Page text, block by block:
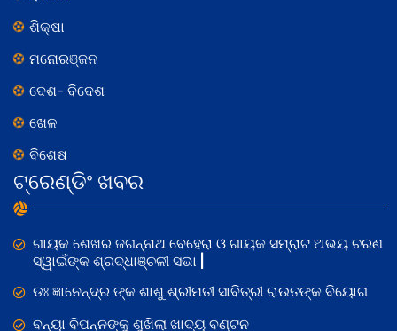
ଶିକ୍ଷା
ମନୋରଞ୍ଜନ
ଦେଶ- ବିଦେଶ
ଖେଳ
ବିଶେଷ
ଟ୍ରେଣ୍ଡିଂ ଖବର
ଗାୟକ ଶେଖର ଜଗନ୍ନାଥ ବେହେରା ଓ ଗାୟକ ସମ୍ରାଟ ଅଭୟ ଚରଣ
ସ୍ୱାଇଁଙ୍କ ଶ୍ରଦ୍ଧାଞ୍ଚଳୀ ସଭା |
ଡଃ ଜ୍ଞାନେନ୍ଦ୍ର ଙ୍କ ଶାଶୁ ଶ୍ରୀମତୀ ସାବିତ୍ରୀ ରାଉତଙ୍କ ବିୟୋଗ
ବନ୍ୟା ବିପନ୍ନଙ୍କୁ ଶୁଖିଲା ଖାଦ୍ୟ ବଣ୍ଟନ